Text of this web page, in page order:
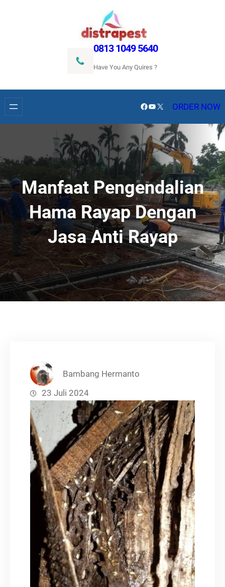
0813 1049 5640
Have You Any Quires ?
Facebook
YouTube
X ORDER NOW
Manfaat Pengendalian
Hama Rayap Dengan
Jasa Anti Rayap
Bambang Hermanto
23 Juli 2024